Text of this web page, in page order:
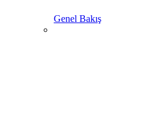
Genel Bakış